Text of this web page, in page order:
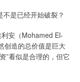
是已经开始破裂？
安（Mohamed El-
创造的总价值是巨大
”看似是合理的，但它